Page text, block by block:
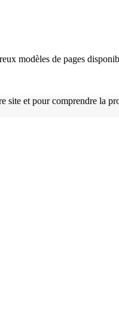
modèles de pages
site et pour comprendre la